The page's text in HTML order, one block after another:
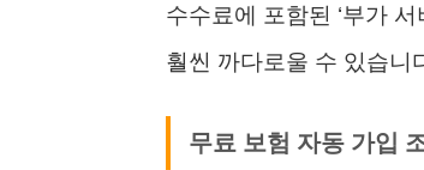
수수료에 포함된 ‘부가
훨씬 까다로울 수 있습니
무료 보험 자동 가입